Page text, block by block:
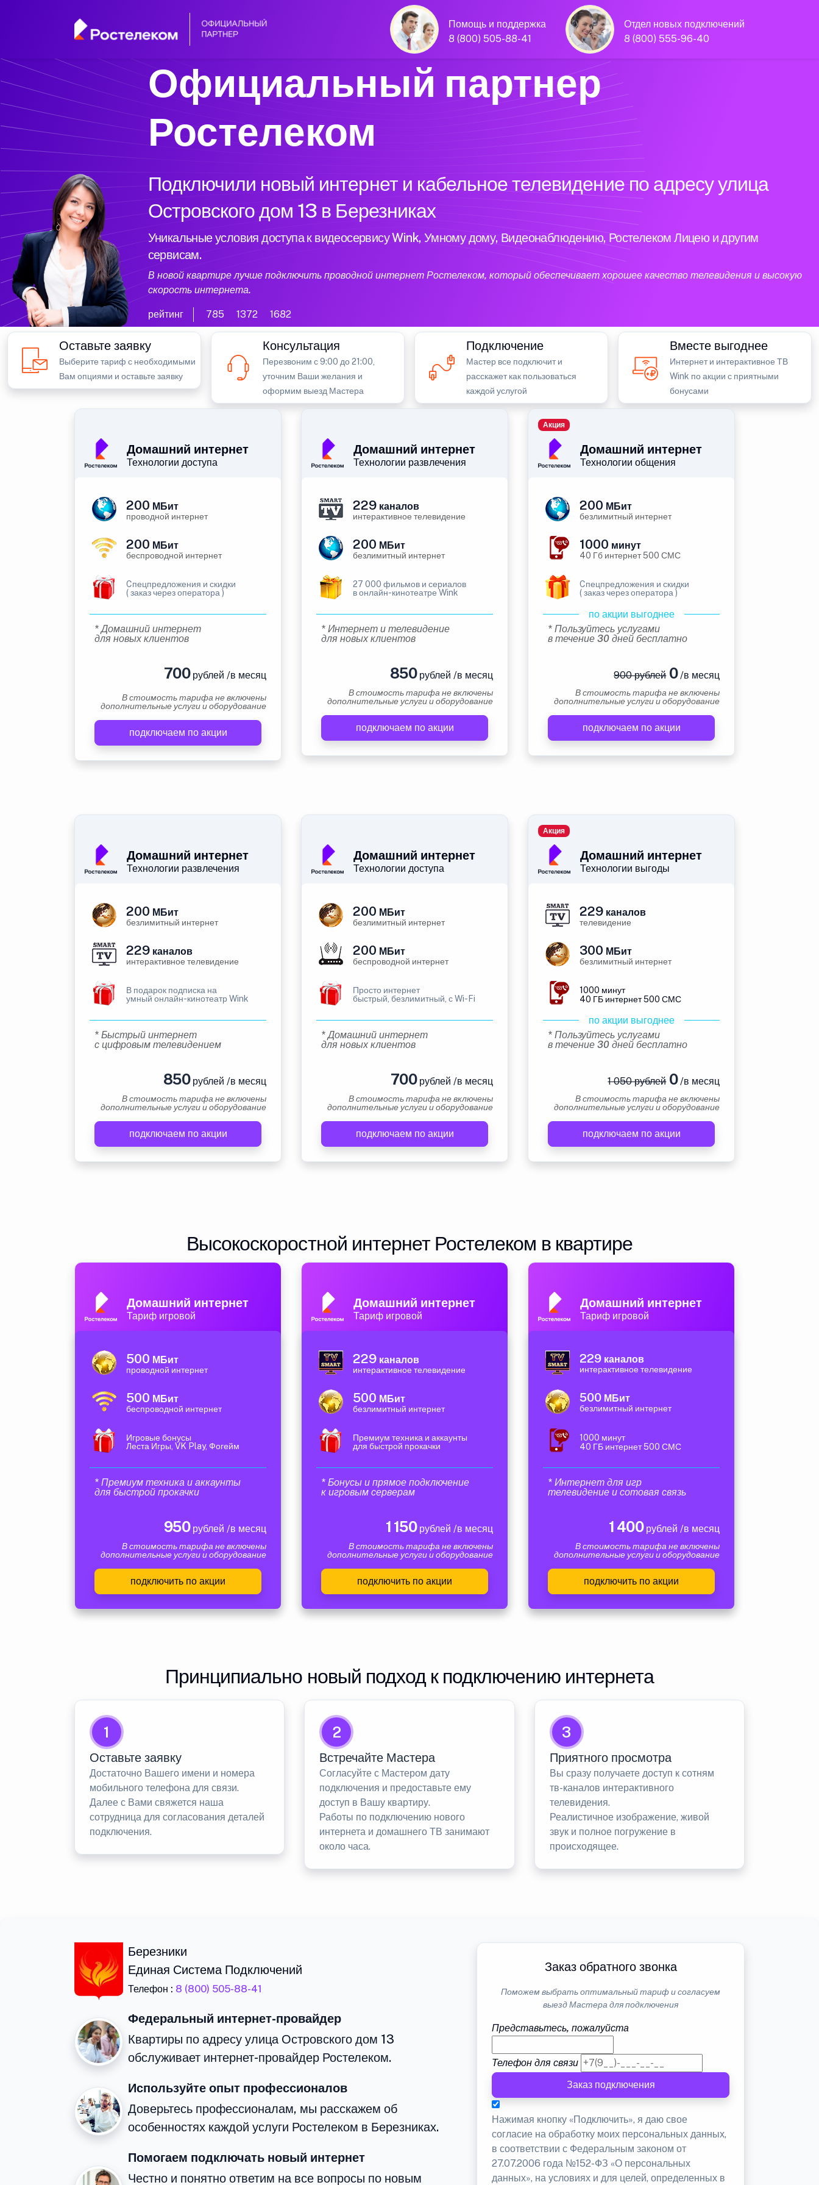
Помощь и поддержка
8 (800) 505-88-41
Отдел новых подключений
8 (800) 555-96-40
Официальный партнер
Ростелеком
Подключили новый интернет и кабельное телевидение по адресу улица
Островского дом 13 в Березниках
Уникальные условия доступа к видеосервису Wink, Умному дому, Видеонаблюдению, Ростелеком Лицею и другим
сервисам.
В новой квартире лучше подключить проводной интернет Ростелеком, который обеспечивает хорошее качество телевидения и высокую
скорость интернета.
рейтинг 785 1372 1682
Оставьте заявку
Выберите тариф с необходимыми
Вам опциями и оставьте заявку
Консультация
Перезвоним с 9:00 до 21:00,
уточним Ваши желания и
оформим выезд Мастера
Подключение
Мастер все подключит и
расскажет как пользоваться
каждой услугой
Вместе выгоднее
Интернет и интерактивное ТВ
Wink по акции с приятными
бонусами
Домашний интернет
Технологии доступа
200 МБит
проводной интернет
200 МБит
беспроводной интернет
Cпецпредложения и скидки
( заказ через оператора )
* Домашний интернет
для новых клиентов
700рублей /в месяц
В стоимость тарифа не включены
дополнительные услуги и оборудование
подключаем по акции
Домашний интернет
Технологии развлечения
229 каналов
интерактивное телевидение
200 МБит
безлимитный интернет
27 000 фильмов и сериалов
в онлайн-кинотеатре Wink
* Интернет и телевидение
для новых клиентов
850рублей /в месяц
В стоимость тарифа не включены
дополнительные услуги и оборудование
подключаем по акции
Домашний интернет
Технологии общения
Акция
200 МБит
безлимитный интернет
1000 минут
40 Гб интернет 500 СМС
Cпецпредложения и скидки
( заказ через оператора )
по акции выгоднее
* Пользуйтесь услугами
в течение 30 дней бесплатно
900 рублей0/в месяц
В стоимость тарифа не включены
дополнительные услуги и оборудование
подключаем по акции
Домашний интернет
Технологии развлечения
200 МБит
безлимитный интернет
229 каналов
интерактивное телевидение
В подарок подписка на
умный онлайн-кинотеатр Wink
* Быстрый интернет
с цифровым телевидением
850рублей /в месяц
В стоимость тарифа не включены
дополнительные услуги и оборудование
подключаем по акции
Домашний интернет
Технологии доступа
200 МБит
безлимитный интернет
200 МБит
беспроводной интернет
Просто интернет
быстрый, безлимитный, с Wi-Fi
* Домашний интернет
для новых клиентов
700рублей /в месяц
В стоимость тарифа не включены
дополнительные услуги и оборудование
подключаем по акции
Домашний интернет
Технологии выгоды
Акция
229 каналов
телевидение
300 МБит
безлимитный интернет
1000 минут
40 ГБ интернет 500 СМС
по акции выгоднее
* Пользуйтесь услугами
в течение 30 дней бесплатно
1 050 рублей0/в месяц
В стоимость тарифа не включены
дополнительные услуги и оборудование
подключаем по акции
Высокоскоростной интернет Ростелеком в квартире
Домашний интернет
Тариф игровой
500 МБит
проводной интернет
500 МБит
беспроводной интернет
Игровые бонусы
Леста Игры, VK Play, Фогейм
* Премиум техника и аккаунты
для быстрой прокачки
950рублей /в месяц
В стоимость тарифа не включены
дополнительные услуги и оборудование
подключить по акции
Домашний интернет
Тариф игровой
229 каналов
интерактивное телевидение
500 МБит
безлимитный интернет
Премиум техника и аккаунты
для быстрой прокачки
* Бонусы и прямое подключение
к игровым серверам
1 150рублей /в месяц
В стоимость тарифа не включены
дополнительные услуги и оборудование
подключить по акции
Домашний интернет
Тариф игровой
229 каналов
интерактивное телевидение
500 МБит
безлимитный интернет
1000 минут
40 ГБ интернет 500 СМС
* Интернет для игр
телевидение и сотовая связь
1 400рублей /в месяц
В стоимость тарифа не включены
дополнительные услуги и оборудование
подключить по акции
Принципиально новый подход к подключению интернета
1
Оставьте заявку
Достаточно Вашего имени и номера
мобильного телефона для связи.
Далее с Вами свяжется наша
сотрудница для согласования деталей
подключения.
2
Встречайте Мастера
Согласуйте с Мастером дату
подключения и предоставьте ему
доступ в Вашу квартиру.
Работы по подключению нового
интернета и домашнего ТВ занимают
около часа.
3
Приятного просмотра
Вы сразу получаете доступ к сотням
тв-каналов интерактивного
телевидения.
Реалистичное изображение, живой
звук и полное погружение в
происходящее.
Березники
Единая Система Подключений
Телефон : 8 (800) 505-88-41
Федеральный интернет-провайдер
Квартиры по адресу улица Островского дом 13
обслуживает интернет-провайдер Ростелеком.
Используйте опыт профессионалов
Доверьтесь профессионалам, мы расскажем об
особенностях каждой услуги Ростелеком в Березниках.
Помогаем подключать новый интернет
Честно и понятно ответим на все вопросы по новым
Заказ обратного звонка
Поможем выбрать оптимальный тариф и согласуем
выезд Мастера для подключения
Представьтесь, пожалуйста
Телефон для связи
Заказ подключения
Нажимая кнопку «Подключить», я даю свое
согласие на обработку моих персональных данных,
в соответствии с Федеральным законом от
27.07.2006 года №152-ФЗ «О персональных
данных», на условиях и для целей, определенных в